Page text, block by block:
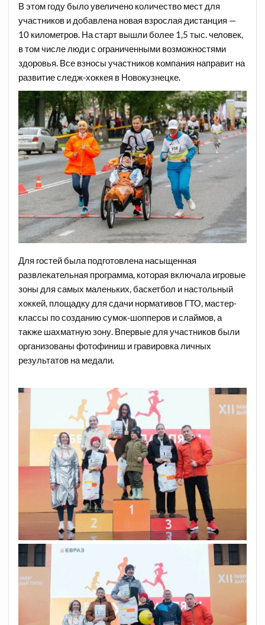
В этом году было увеличено количество мест для
участников и добавлена новая взрослая дистанция —
10 километров. На старт вышли более 1,5 тыс. человек,
в том числе люди с ограниченными возможностями
здоровья. Все взносы участников компания направит на
развитие следж-хоккея в Новокузнецке.
Для гостей была подготовлена насыщенная
развлекательная программа, которая включала игровые
зоны для самых маленьких, баскетбол и настольный
хоккей, площадку для сдачи нормативов ГТО, мастер-
классы по созданию сумок-шопперов и слаймов, а
также шахматную зону. Впервые для участников были
организованы фотофиниш и гравировка личных
результатов на медали.